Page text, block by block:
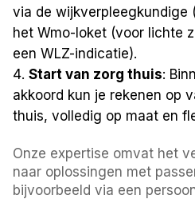
via de wijkverpleegkundige
het Wmo-loket (voor lichte
een WLZ-indicatie).
Start van zorg thuis:
akkoord kun je rekenen op
thuis, volledig op maat en
Onze expertise omvat het
naar oplossingen met
bijvoorbeeld via een